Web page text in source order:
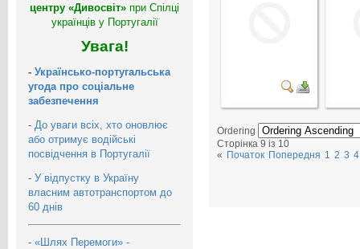
центру «Дивосвіт» при Спілці
українців у Португалії
Увага!
- Українсько-португальська
угода про соціальне
забезпечення
- До уваги всіх, хто оновлює
або отримує водійські
посвідчення в Португалії
- У відпустку в Україну
власним автотранспортом до
60 днів
- «Шлях Перемоги» -
Ordering
Сторінка 9 із 10
« Початок Попередня 1 2 3 4